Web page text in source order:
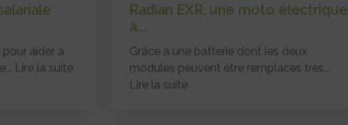
aider à
Lire la suite
Radian EXR, une moto électrique
à...
Grâce à une batterie dont les deux
modules peuvent être remplacés très...
Lire la suite